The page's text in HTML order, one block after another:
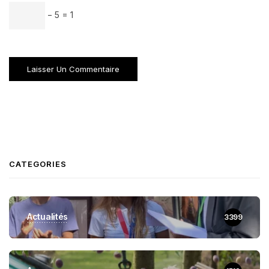
− 5 = 1
CATEGORIES
Actualités 3399